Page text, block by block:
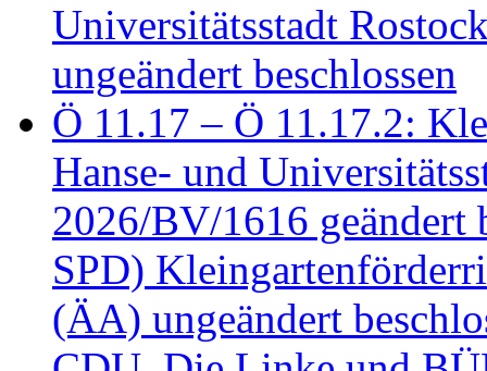
Universitätsstadt
ungeändert beschlossen
Ö 11.17 – Ö 11.17.2:
Hanse- und
2026/BV/1616 geändert
SPD)
(ÄA) ungeändert